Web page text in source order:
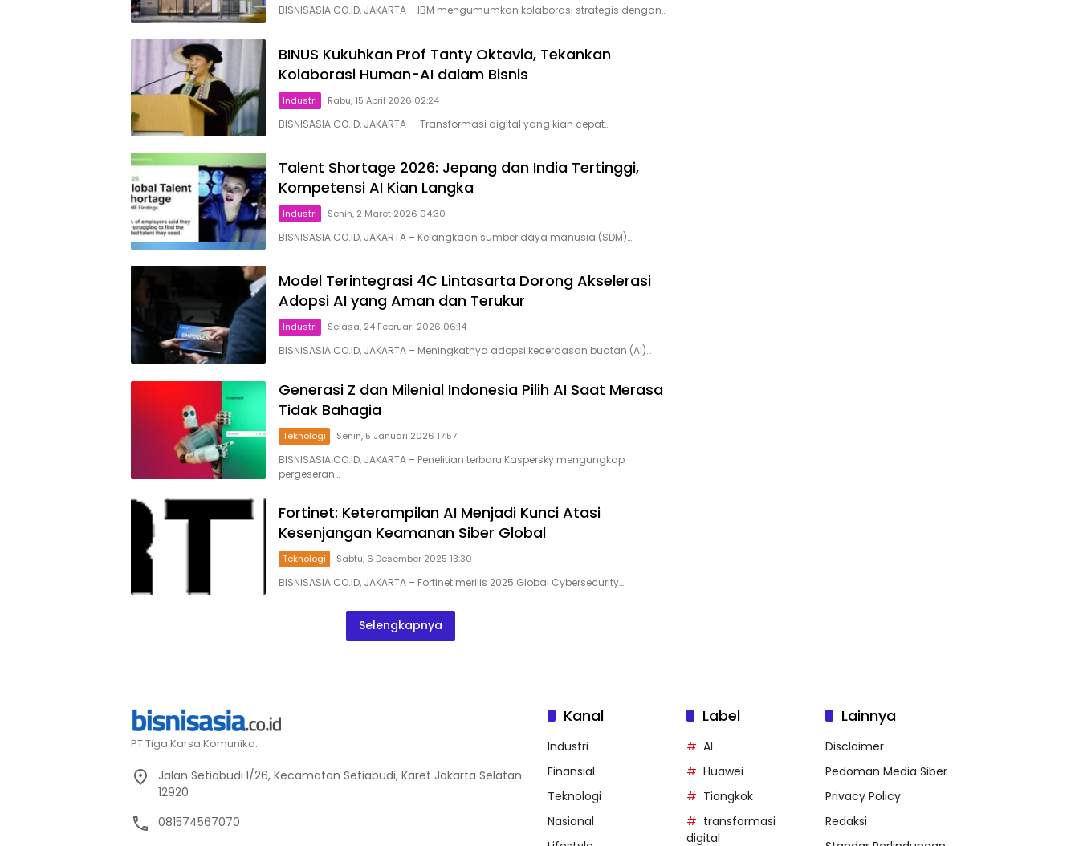
BISNISASIA.CO.ID, JAKARTA – IBM mengumumkan kolaborasi strategis dengan…
BINUS Kukuhkan Prof Tanty Oktavia, Tekankan
Kolaborasi Human-AI dalam Bisnis
Industri Rabu, 15 April 2026 02:24
BISNISASIA.CO.ID, JAKARTA — Transformasi digital yang kian cepat…
Talent Shortage 2026: Jepang dan India Tertinggi,
Kompetensi AI Kian Langka
Industri Senin, 2 Maret 2026 04:30
BISNISASIA.CO.ID, JAKARTA – Kelangkaan sumber daya manusia (SDM)…
Model Terintegrasi 4C Lintasarta Dorong Akselerasi
Adopsi AI yang Aman dan Terukur
Industri Selasa, 24 Februari 2026 06:14
BISNISASIA.CO.ID, JAKARTA – Meningkatnya adopsi kecerdasan buatan (AI)…
Generasi Z dan Milenial Indonesia Pilih AI Saat Merasa
Tidak Bahagia
Teknologi Senin, 5 Januari 2026 17:57
BISNISASIA.CO.ID, JAKARTA – Penelitian terbaru Kaspersky mengungkap
pergeseran…
Fortinet: Keterampilan AI Menjadi Kunci Atasi
Kesenjangan Keamanan Siber Global
Teknologi Sabtu, 6 Desember 2025 13:30
BISNISASIA.CO.ID, JAKARTA – Fortinet merilis 2025 Global Cybersecurity…
Selengkapnya
PT Tiga Karsa Komunika.
Jalan Setiabudi I/26, Kecamatan Setiabudi, Karet Jakarta Selatan
12920
081574567070
Kanal
Industri
Finansial
Teknologi
Nasional
Label
AI
Huawei
Tiongkok
transformasi
digital
Lainnya
Disclaimer
Pedoman Media Siber
Privacy Policy
Redaksi